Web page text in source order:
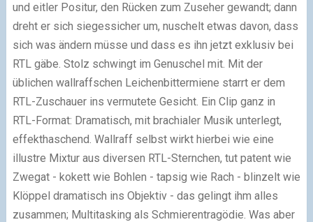
und eitler Positur, den Rücken zum Zuseher gewandt; dann
dreht er sich siegessicher um, nuschelt etwas davon, dass
sich was ändern müsse und dass es ihn jetzt exklusiv bei
RTL gäbe. Stolz schwingt im Genuschel mit. Mit der
üblichen wallraffschen Leichenbittermiene starrt er dem
RTL-Zuschauer ins vermutete Gesicht. Ein Clip ganz in
RTL-Format: Dramatisch, mit brachialer Musik unterlegt,
effekthaschend. Wallraff selbst wirkt hierbei wie eine
illustre Mixtur aus diversen RTL-Sternchen, tut patent wie
Zwegat - kokett wie Bohlen - tapsig wie Rach - blinzelt wie
Klöppel dramatisch ins Objektiv - das gelingt ihm alles
zusammen; Multitasking als Schmierentragödie. Was aber